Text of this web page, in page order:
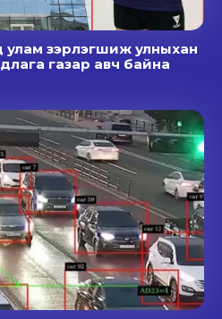
улам зэрлэгшиж улныхан
газар авч байна